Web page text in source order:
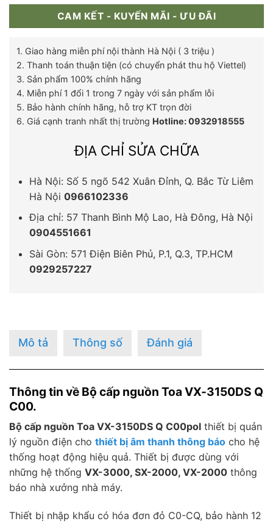
CAM KẾT - KUYẾN MÃI - ƯU ĐÃI
1. Giao hàng miễn phí nội thành Hà Nội ( 3 triệu )
2. Thanh toán thuận tiện (có chuyển phát thu hộ Viettel)
3. Sản phẩm 100% chính hãng
4. Miễn phí 1 đổi 1 trong 7 ngày với sản phẩm lỗi
5. Bảo hành chính hãng, hỗ trợ KT trọn đời
6. Giá cạnh tranh nhất thị trường Hotline: 0932918555
ĐỊA CHỈ SỬA CHỮA
Hà Nội: Số 5 ngõ 542 Xuân Đỉnh, Q. Bắc Từ Liêm
Hà Nội 0966102336
Địa chỉ: 57 Thanh Bình Mộ Lao, Hà Đông, Hà Nội
0904551661
Sài Gòn: 571 Điện Biên Phủ, P.1, Q.3, TP.HCM
0929257227
Mô tả Thông số Đánh giá
Thông tin về Bộ cấp nguồn Toa VX-3150DS Q
C00.
Bộ cấp nguồn Toa VX-3150DS Q C00pol thiết bị quản
lý nguồn điện cho thiết bị âm thanh thông báo cho hệ
thống hoạt động hiệu quả. Thiết bị được dùng với
những hệ thống VX-3000, SX-2000, VX-2000 thông
báo nhà xưởng nhà máy.
Thiết bị nhập khẩu có hóa đơn đỏ C0-CQ, bảo hành 12